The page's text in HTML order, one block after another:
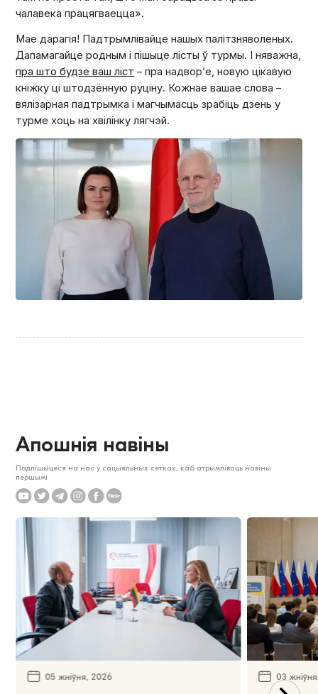
чалавека працягваецца».
Мае дарагія! Падтрымлівайце нашых палітзняволеных.
Дапамагайце родным і пішыце лісты ў турмы. І няважна,
пра што будзе ваш ліст – пра надвор’е, новую цікавую
кніжку ці штодзённую руціну. Кожнае вашае слова –
вялізарная падтрымка і магчымасць зрабіць дзень у
турме хоць на хвілінку лягчэй.
Апошнія навіны
Падпішыцеся на нас у сацыяльных сетках, каб атрымліваць навіны
першымі
05 жніўня, 2026 03